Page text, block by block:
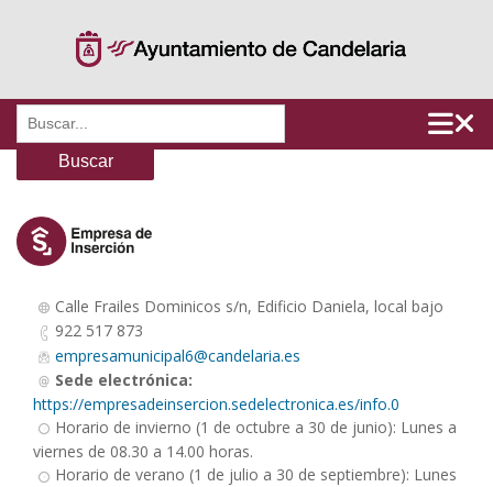
Buscar:
Calle Frailes Dominicos s/n, Edificio Daniela, local bajo
922 517 873
empresamunicipal6@candelaria.es
Sede electrónica:
https://empresadeinsercion.sedelectronica.es/info.0
Horario de invierno (1 de octubre a 30 de junio): Lunes a
viernes de 08.30 a 14.00 horas.
Horario de verano (1 de julio a 30 de septiembre): Lunes